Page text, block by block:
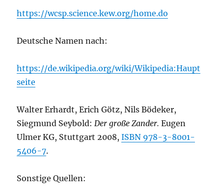
https://wcsp.science.kew.org/home.do
Deutsche Namen nach:
https://de.wikipedia.org/wiki/Wikipedia:Haupt
seite
Walter Erhardt, Erich Götz, Nils Bödeker,
Siegmund Seybold:Der große Zander. Eugen
Ulmer KG, Stuttgart 2008,ISBN 978-3-8001-
5406-7.
Sonstige Quellen: